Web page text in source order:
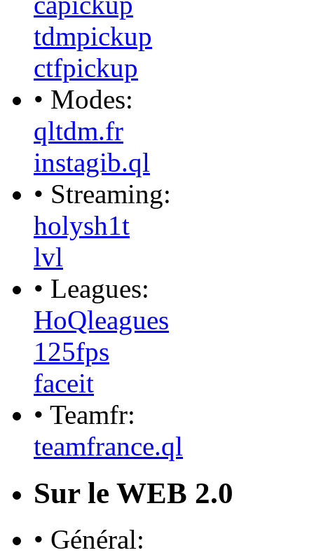
tdmpickup
ctfpickup
• Modes:
qltdm.fr
instagib.ql
• Streaming:
holysh1t
lvl
• Leagues:
HoQleagues
125fps
faceit
• Teamfr:
teamfrance.ql
Sur le WEB 2.0
• Général: